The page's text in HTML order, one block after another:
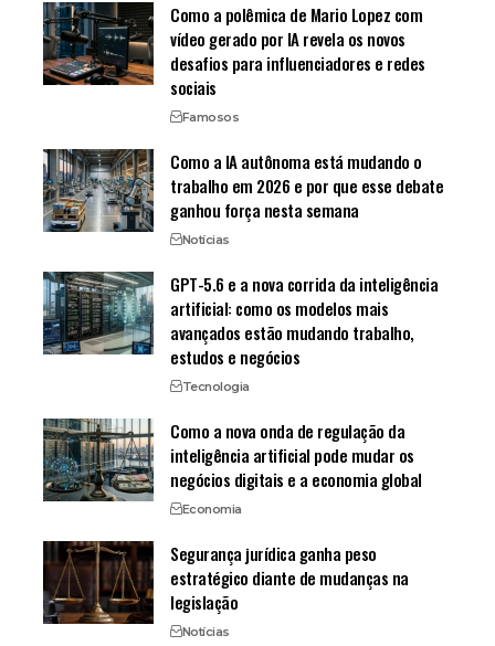
Como a polêmica de Mario Lopez com
vídeo gerado por IA revela os novos
desafios para influenciadores e redes
sociais
Famosos
Como a IA autônoma está mudando o
trabalho em 2026 e por que esse debate
ganhou força nesta semana
Notícias
GPT-5.6 e a nova corrida da inteligência
artificial: como os modelos mais
avançados estão mudando trabalho,
estudos e negócios
Tecnologia
Como a nova onda de regulação da
inteligência artificial pode mudar os
negócios digitais e a economia global
Economia
Segurança jurídica ganha peso
estratégico diante de mudanças na
legislação
Notícias